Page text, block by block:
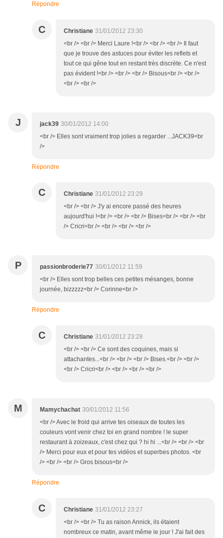
Répondre
C Christiane 31/01/2012 23:30
<br /> <br /> Merci Laure !<br /> <br /> <br /> Il faut
que je trouve des astuces pour éviter les reflets et
tout ce qui gêne tout en restant très discrète. Ce n'est
pas évident !<br /> <br /> <br /> Bisous<br /> <br />
<br /> <br />
J jack39 30/01/2012 14:00
<br /> Elles sont vraiment trop jolies a regarder ...JACK39<br
/>
Répondre
C Christiane 31/01/2012 23:29
<br /> <br /> J'y ai encore passé des heures
aujourd'hui !<br /> <br /> <br /> Bises<br /> <br /> <br
/> Cricri<br /> <br /> <br /> <br />
P passionbroderie77 30/01/2012 11:59
<br /> Elles sont trop belles ces petites mésanges, bonne
journée, bizzzzz<br /> Corinne<br />
Répondre
C Christiane 31/01/2012 23:28
<br /> <br /> Ce sont des coquines, mais si
attachantes...<br /> <br /> <br /> Bises.<br /> <br />
<br /> Cricri<br /> <br /> <br /> <br />
M Mamychachat 30/01/2012 11:56
<br /> Avec le froid qui arrive tes oiseaux de toutes les
couleurs vont venir chez toi en grand nombre ! le super
restaurant à zoizeaux, c'est chez qui ? hi hi ...<br /> <br /> <br
/> Merci pour eux et pour tes vidéos et superbes photos. <br
/> <br /> <br /> Gros bisous<br />
Répondre
C Christiane 31/01/2012 23:27
<br /> <br /> Tu as raison Annick, ils étaient
nombreux ce matin, avant même le jour ! J'ai fait des